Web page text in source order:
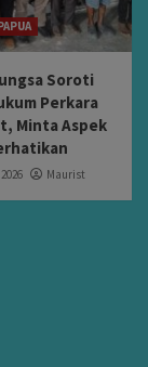
Soroti
Perkara
Minta Aspek
Maurist